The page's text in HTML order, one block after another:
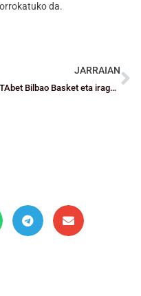
da.
JARRAIAN
RETAbet Bilbao Basket eta iragarritako jaitsiera baten kronika